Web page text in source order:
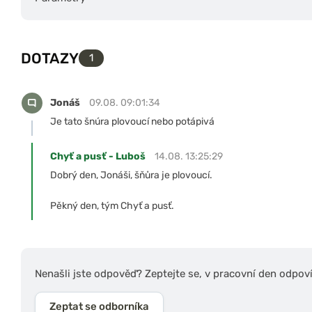
DOTAZY 1
Jonáš
09.08. 09:01:34
Je tato šnúra plovoucí nebo potápivá
Chyť a pusť - Luboš
14.08. 13:25:29
Dobrý den, Jonáši, šňůra je plovoucí.
Pěkný den, tým Chyť a pusť.
Nenašli jste odpověď? Zeptejte se, v pracovní den
Zeptat se odborníka